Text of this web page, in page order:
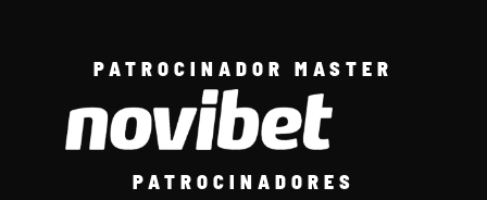
PATROCINADOR MASTER
PATROCINADORES